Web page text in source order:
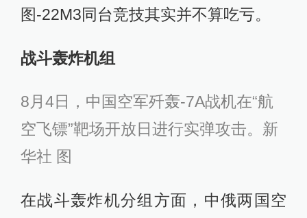
图-22M3同台竞技其实并不算吃亏。
战斗轰炸机组
8月4日，中国空军歼轰-7A战机在“航
空飞镖”靶场开放日进行实弹攻击。新
华社 图
在战斗轰炸机分组方面，中俄两国空